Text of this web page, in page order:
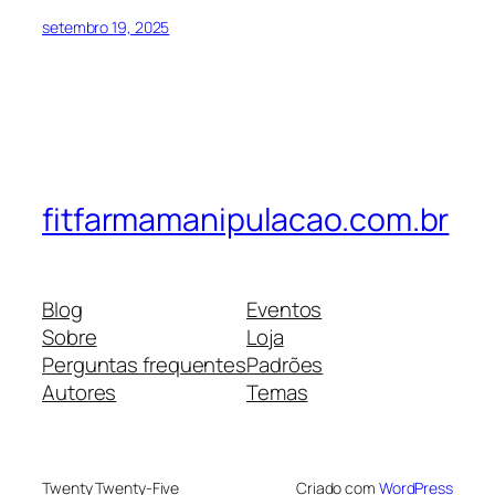
setembro 19, 2025
fitfarmamanipulacao.com.br
Blog
Sobre
Perguntas frequentes
Autores
Eventos
Loja
Padrões
Temas
Twenty Twenty-Five Criado com WordPress